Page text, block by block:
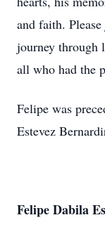
and faith.
journey through
all who had the
Felipe was
Estevez
Felipe Dabila